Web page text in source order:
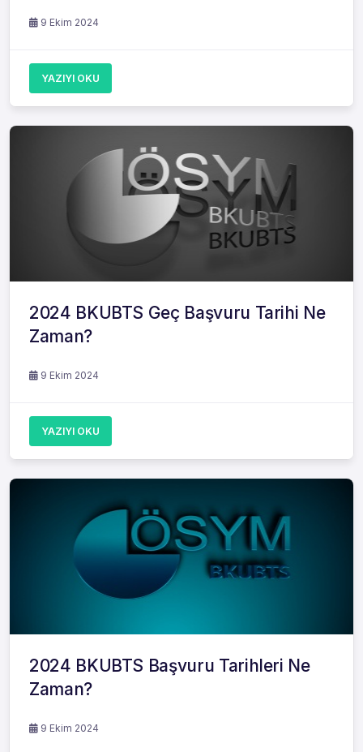
9 Ekim 2024
YAZIYI OKU
2024 BKUBTS Geç Başvuru Tarihi Ne
Zaman?
9 Ekim 2024
YAZIYI OKU
2024 BKUBTS Başvuru Tarihleri Ne
Zaman?
9 Ekim 2024